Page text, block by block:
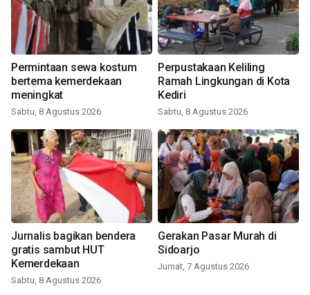
Permintaan sewa kostum
bertema kemerdekaan
meningkat
Sabtu, 8 Agustus 2026
Perpustakaan Keliling
Ramah Lingkungan di Kota
Kediri
Sabtu, 8 Agustus 2026
Jurnalis bagikan bendera
gratis sambut HUT
Kemerdekaan
Sabtu, 8 Agustus 2026
Gerakan Pasar Murah di
Sidoarjo
Jumat, 7 Agustus 2026